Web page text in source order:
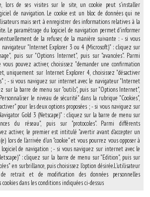
lors de ses visites sur le site, un cookie peut s'installer
de navigation. Le cookie est un bloc de données qui ne
mais sert à enregistrer des informations relatives à la
Le paramétrage du logiciel de navigation permet d'informer
de la refuser, de la manière suivante : - si vous
"Internet Explorer 3 ou 4 (Microsoft)" : cliquez sur
puis sur "Options Internet", puis sur "avancées". Parmi
pouvez activer, choisissez "demander une confirmation
uniquement sur Internet Explorer 4, choisissez "désactiver
; - si vous naviguez sur internet avec le navigateur "Internet
sur la barre de menu sur "outils", puis sur "Options Internet",
le niveau de sécurité" dans la rubrique "Cookies",
pour les deux options proposées ; - si vous naviguez sur
Gold 3 (Netscape)" : cliquez sur la barre de menu sur
du réseau", puis sur "protocoles". Parmi différents
activer, le premier est intitulé "avertir avant d'accepter un
lors de l'arrivée d'un "cookie" et vous pourrez vous opposer à
de navigation ; - si vous naviguez sur internet avec le
: cliquez sur la barre de menu sur "Edition", puis sur
en surbrillance, puis choisissez l'option désirée.L'utilisateur
retrait et de modification des données personnelles
dans les conditions indiquées ci-dessus